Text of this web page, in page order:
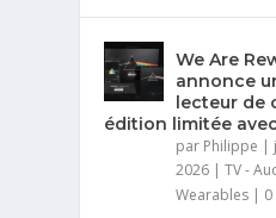
We Are
annonce
lecteur de
édition limitée
par Philippe |
2026 |TV -
Wearables | 0